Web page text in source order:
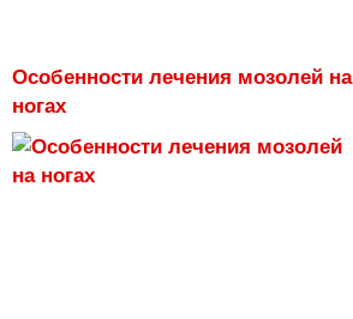
Особенности лечения мозолей на
ногах